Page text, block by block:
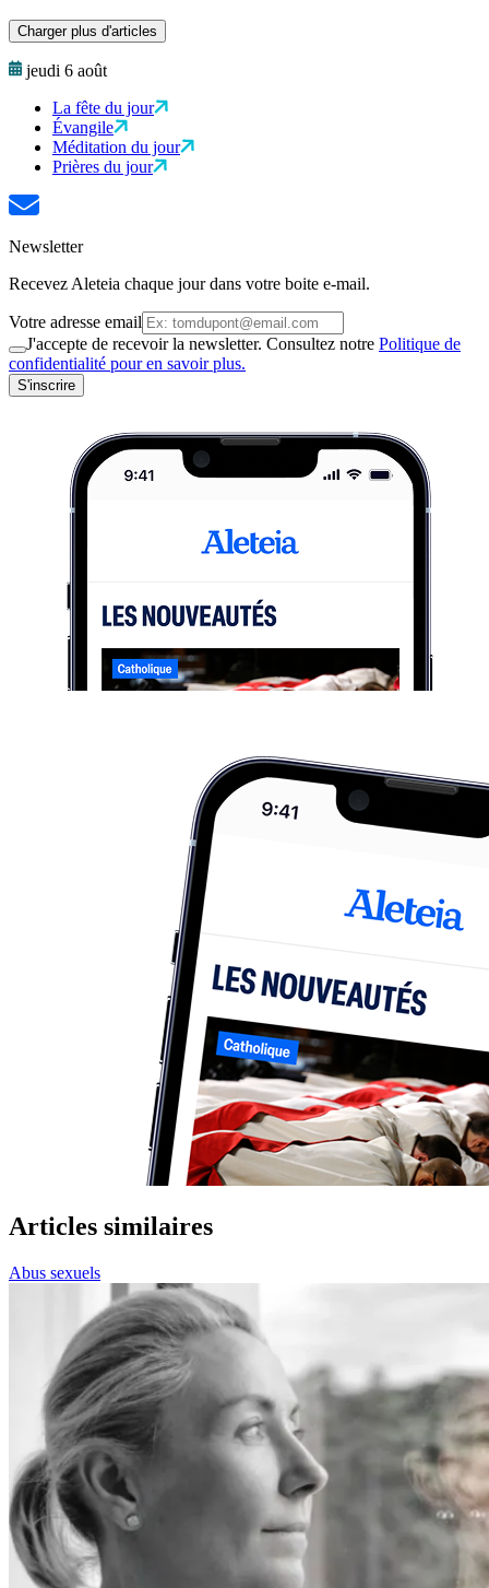
Charger plus d'articles
jeudi 6 août
La fête du jour
Évangile
Méditation du jour
Prières du jour
Newsletter
Recevez Aleteia chaque jour dans votre boite e-mail.
Votre adresse email
J'accepte de recevoir la newsletter. Consultez notre Politique de
confidentialité pour en savoir plus.
S'inscrire
Articles similaires
Abus sexuels